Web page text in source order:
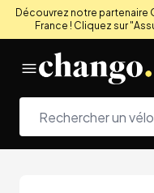
Découvrez notre partenaire
France ! Cliquez sur